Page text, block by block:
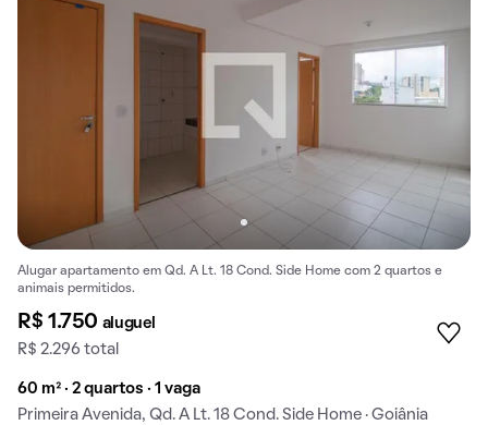
Alugar apartamento em Qd. A Lt. 18 Cond. Side Home com 2 quartos e
animais permitidos.
R$ 1.750 aluguel
R$ 2.296 total
60 m² · 2 quartos · 1 vaga
Primeira Avenida, Qd. A Lt. 18 Cond. Side Home · Goiânia